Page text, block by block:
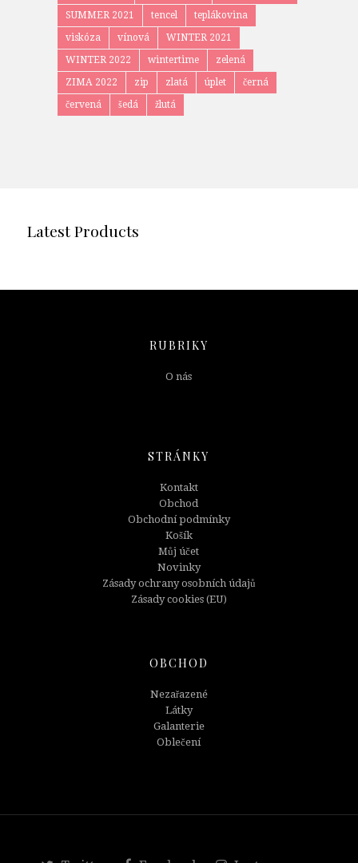
SUMMER 2021
tencel
teplákovina
viskóza
vínová
WINTER 2021
WINTER 2022
wintertime
zelená
ZIMA 2022
zip zlatá úplet
černá
červená
šedá žlutá
Latest Products
RUBRIKY
O nás
STRÁNKY
Kontakt
Obchod
Obchodní podmínky
Košík
Můj účet
Novinky
Zásady ochrany osobních údajů
Zásady cookies (EU)
OBCHOD
Nezařazené
Látky
Galanterie
Oblečení